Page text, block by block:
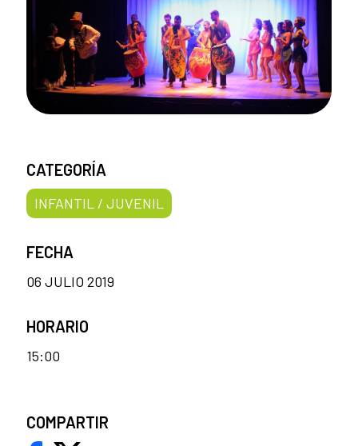
CATEGORÍA
INFANTIL / JUVENIL
FECHA
06 JULIO 2019
HORARIO
15:00
COMPARTIR